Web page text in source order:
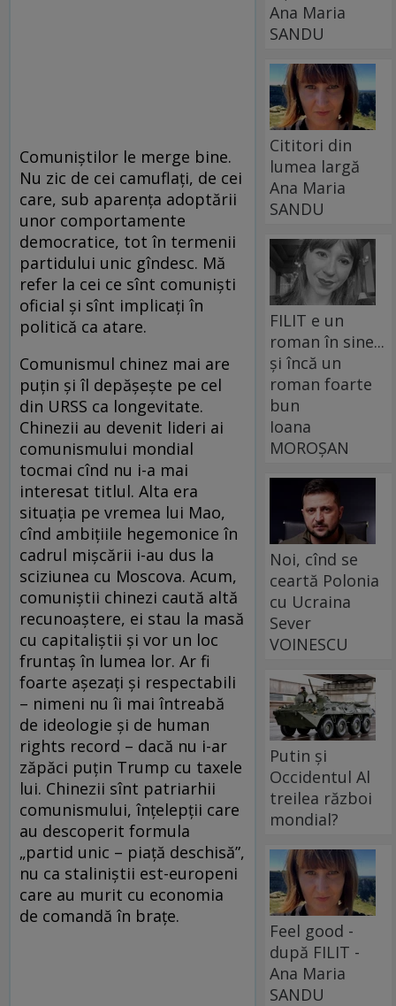
Comuniştilor le merge bine.
Nu zic de cei camuflaţi, de cei
care, sub aparenţa adoptării
unor comportamente
democratice, tot în termenii
partidului unic gîndesc. Mă
refer la cei ce sînt comunişti
oficial şi sînt implicaţi în
politică ca atare.
Comunismul chinez mai are
puţin şi îl depăşește pe cel
din URSS ca longevitate.
Chinezii au devenit lideri ai
comunismului mondial
tocmai cînd nu i-a mai
interesat titlul. Alta era
situaţia pe vremea lui Mao,
cînd ambiţiile hegemonice în
cadrul mişcării i-au dus la
sciziunea cu Moscova. Acum,
comuniştii chinezi caută altă
recunoaştere, ei stau la masă
cu capitaliştii şi vor un loc
fruntaş în lumea lor. Ar fi
foarte aşezaţi şi respectabili
– nimeni nu îi mai întreabă
de ideologie şi de human
rights record – dacă nu i-ar
zăpăci puţin Trump cu taxele
lui. Chinezii sînt patriarhii
comunismului, înţelepţii care
au descoperit formula
„partid unic – piaţă deschisă”,
nu ca staliniştii est-europeni
care au murit cu economia
de comandă în braţe.
Ana Maria
SANDU
Cititori din
lumea largă
Ana Maria
SANDU
FILIT e un
roman în sine...
și încă un
roman foarte
bun
Ioana
MOROȘAN
Noi, cînd se
ceartă Polonia
cu Ucraina
Sever
VOINESCU
Putin și
Occidentul Al
treilea război
mondial?
Feel good -
după FILIT -
Ana Maria
SANDU